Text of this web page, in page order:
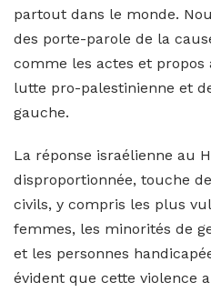
partout dans le monde.
des porte-parole de la
comme les actes et
lutte pro-palestinienne et
gauche.
La réponse israélienne au
disproportionnée, touche
civils, y compris les plus
femmes, les minorités de
et les personnes
évident que cette violence